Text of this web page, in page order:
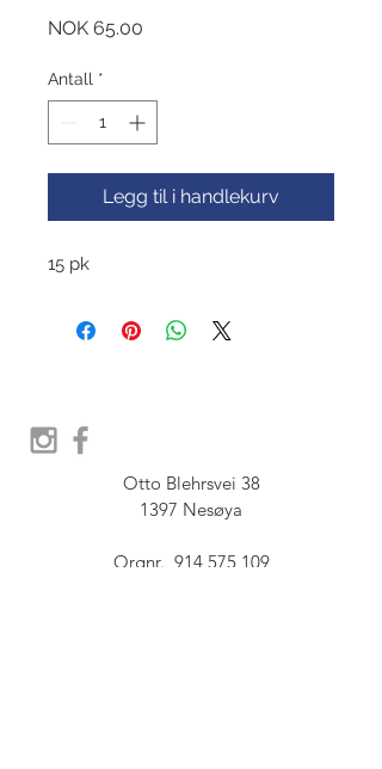
NOK 65.00
Antall *
Legg til i handlekurv
15 pk
Otto Blehrsvei 38
1397 Nesøya
Orgnr.  914 575 109